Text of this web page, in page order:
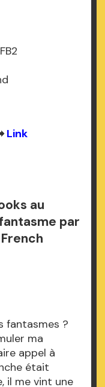
Link
au
par
fantasmes ?
ma
appel à
était
il me vint une